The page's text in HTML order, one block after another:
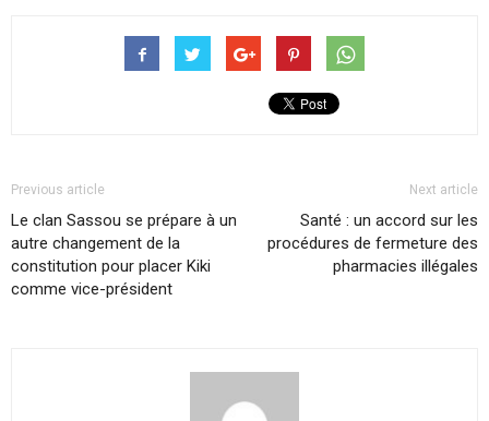
Previous article
Le clan Sassou se prépare à un
autre changement de la
constitution pour placer Kiki
comme vice-président
Next article
Santé : un accord sur les
procédures de fermeture des
pharmacies illégales